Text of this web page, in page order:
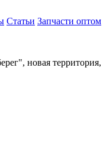
Статьи Запчасти оптом
новая территория,